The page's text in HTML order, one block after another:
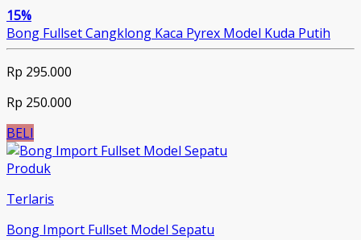
15%
Bong Fullset Cangklong Kaca Pyrex Model Kuda Putih
Rp 295.000
Rp 250.000
BELI
Produk
Terlaris
Bong Import Fullset Model Sepatu